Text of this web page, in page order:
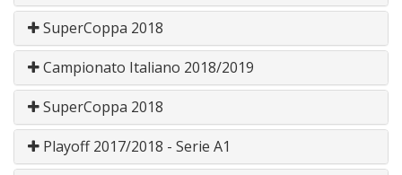
SuperCoppa 2018
Campionato Italiano 2018/2019
SuperCoppa 2018
Playoff 2017/2018 - Serie A1